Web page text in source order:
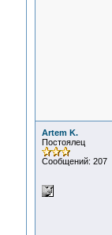
Artem K.
Постоялец
Сообщений: 207